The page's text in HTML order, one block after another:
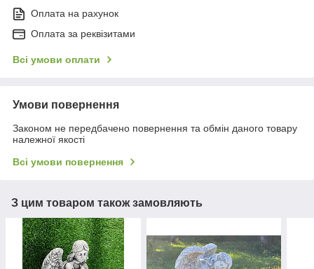
Оплата на рахунок
Оплата за реквізитами
Всі умови оплати
Умови повернення
Законом не передбачено повернення та обмін даного товару
належної якості
Всі умови повернення
З цим товаром також замовляють